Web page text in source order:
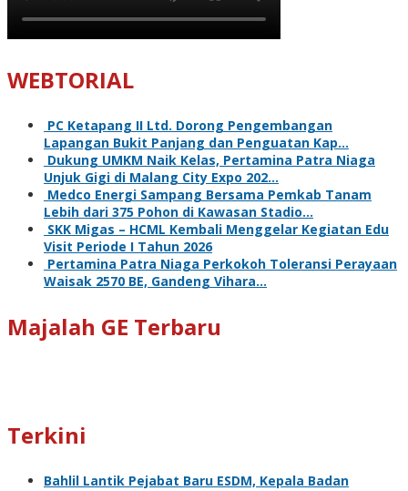
WEBTORIAL
PC Ketapang II Ltd. Dorong Pengembangan
Lapangan Bukit Panjang dan Penguatan Kap…
Dukung UMKM Naik Kelas, Pertamina Patra Niaga
Unjuk Gigi di Malang City Expo 202…
Medco Energi Sampang Bersama Pemkab Tanam
Lebih dari 375 Pohon di Kawasan Stadio…
SKK Migas – HCML Kembali Menggelar Kegiatan Edu
Visit Periode I Tahun 2026
Pertamina Patra Niaga Perkokoh Toleransi Perayaan
Waisak 2570 BE, Gandeng Vihara…
Majalah GE Terbaru
Terkini
Bahlil Lantik Pejabat Baru ESDM, Kepala Badan